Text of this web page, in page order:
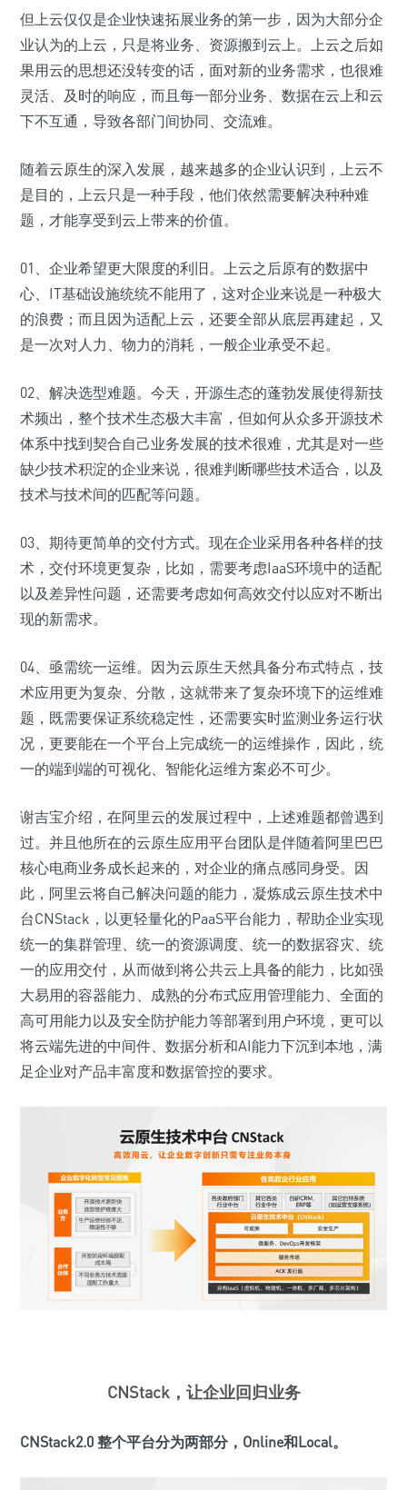
但上云仅仅是企业快速拓展业务的第一步，因为大部分企
业认为的上云，只是将业务、资源搬到云上。上云之后如
果用云的思想还没转变的话，面对新的业务需求，也很难
灵活、及时的响应，而且每一部分业务、数据在云上和云
下不互通，导致各部门间协同、交流难。
随着云原生的深入发展，越来越多的企业认识到，上云不
是目的，上云只是一种手段，他们依然需要解决种种难
题，才能享受到云上带来的价值。
01、企业希望更大限度的利旧。上云之后原有的数据中
心、IT基础设施统统不能用了，这对企业来说是一种极大
的浪费；而且因为适配上云，还要全部从底层再建起，又
是一次对人力、物力的消耗，一般企业承受不起。
02、解决选型难题。今天，开源生态的蓬勃发展使得新技
术频出，整个技术生态极大丰富，但如何从众多开源技术
体系中找到契合自己业务发展的技术很难，尤其是对一些
缺少技术积淀的企业来说，很难判断哪些技术适合，以及
技术与技术间的匹配等问题。
03、期待更简单的交付方式。现在企业采用各种各样的技
术，交付环境更复杂，比如，需要考虑IaaS环境中的适配
以及差异性问题，还需要考虑如何高效交付以应对不断出
现的新需求。
04、亟需统一运维。因为云原生天然具备分布式特点，技
术应用更为复杂、分散，这就带来了复杂环境下的运维难
题，既需要保证系统稳定性，还需要实时监测业务运行状
况，更要能在一个平台上完成统一的运维操作，因此，统
一的端到端的可视化、智能化运维方案必不可少。
谢吉宝介绍，在阿里云的发展过程中，上述难题都曾遇到
过。并且他所在的云原生应用平台团队是伴随着阿里巴巴
核心电商业务成长起来的，对企业的痛点感同身受。因
此，阿里云将自己解决问题的能力，凝炼成云原生技术中
台CNStack，以更轻量化的PaaS平台能力，帮助企业实现
统一的集群管理、统一的资源调度、统一的数据容灾、统
一的应用交付，从而做到将公共云上具备的能力，比如强
大易用的容器能力、成熟的分布式应用管理能力、全面的
高可用能力以及安全防护能力等部署到用户环境，更可以
将云端先进的中间件、数据分析和AI能力下沉到本地，满
足企业对产品丰富度和数据管控的要求。
CNStack，让企业回归业务
CNStack2.0 整个平台分为两部分，Online和Local。